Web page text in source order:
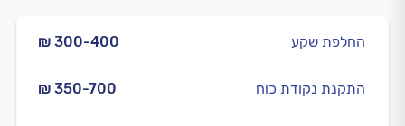
₪ 300-400 החלפת שקע
₪ 350-700 התקנת נקודת כוח